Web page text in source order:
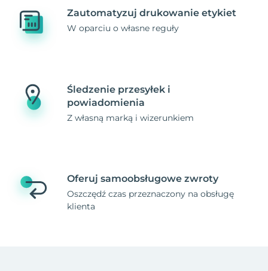
Zautomatyzuj drukowanie etykiet
W oparciu o własne reguły
Śledzenie przesyłek i
powiadomienia
Z własną marką i wizerunkiem
Oferuj samoobsługowe zwroty
Oszczędź czas przeznaczony na obsługę
klienta